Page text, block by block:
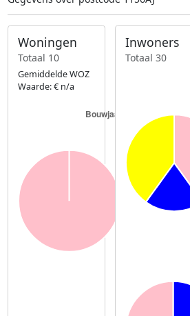
Woningen
Totaal 10
Gemiddelde WOZ
Waarde: € n/a
Inwoners
Totaal 30